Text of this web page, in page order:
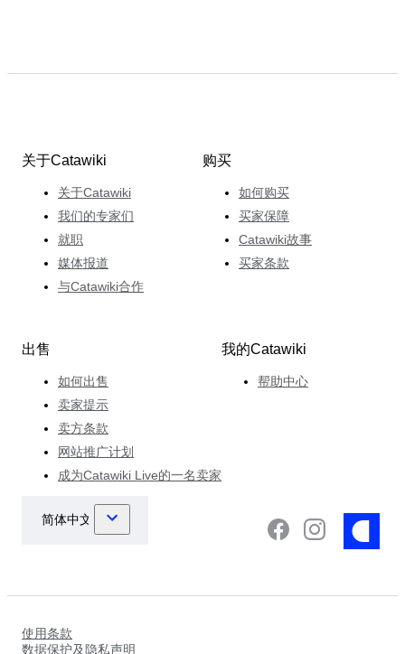
关于Catawiki
关于Catawiki
我们的专家们
就职
媒体报道
与Catawiki合作
购买
如何购买
买家保障
Catawiki故事
买家条款
出售
如何出售
卖家提示
卖方条款
网站推广计划
成为Catawiki Live的一名卖家
我的Catawiki
帮助中心
使用条款
数据保护及隐私声明